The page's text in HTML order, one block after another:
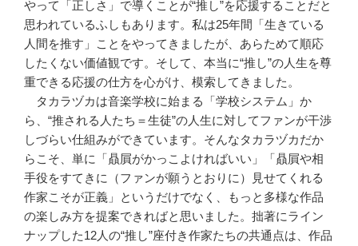
やって「正しさ」で導くことが“推し”を応援することだと
思われているふしもあります。私は25年間「生きている
人間を推す」ことをやってきましたが、あらためて順応
したくない価値観です。そして、本当に“推し”の人生を尊
重できる応援の仕方を心がけ、模索してきました。
タカラヅカは音楽学校に始まる「学校システム」か
ら、“推される人たち＝生徒”の人生に対してファンが干渉
しづらい仕組みができています。そんなタカラヅカだか
らこそ、単に「贔屓がかっこよければいい」「贔屓や相
手役をすてきに（ファンが願うとおりに）見せてくれる
作家こそが正義」というだけでなく、もっと多様な作品
の楽しみ方を提案できればと思いました。拙著にライン
ナップした12人の“推し”座付き作家たちの共通点は、作品